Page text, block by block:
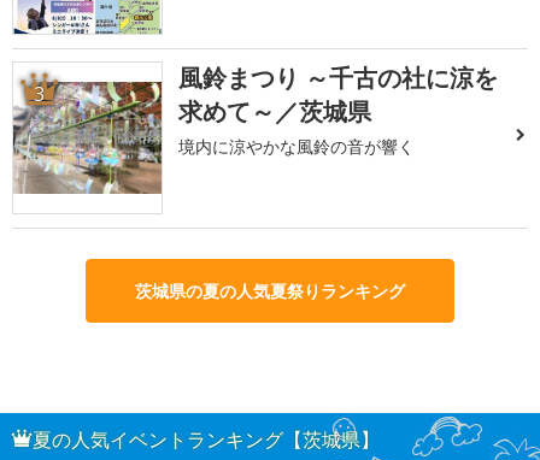
3
風鈴まつり ～千古の社に涼を
求めて～／茨城県
境内に涼やかな風鈴の音が響く
茨城県の夏の人気夏祭りランキング
夏の人気イベントランキング【茨城県】